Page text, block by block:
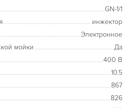
GN-1/1
инжектор
Электронное
мойки
Да
400 В
10.5
867
826